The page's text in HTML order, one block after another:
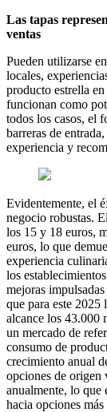
Las tapas
ventas
Pueden utilizarse
locales,
producto estrella
funcionan como
todos los casos, el
barreras de
experiencia y
Evidentemente, el
negocio robustas.
los 15 y 18 euros,
euros, lo que
experiencia
los
mejoras
que para este 2025
alcance los 43.000
un mercado de
consumo de
crecimiento anual
opciones de origen
anualmente, lo que
hacia opciones